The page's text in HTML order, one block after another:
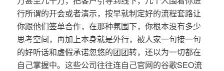
行所谓的开会或者演示，按早就制定好的流程套路让
你跟他们签单合作，在那种氛围下，你根本没有多少
思考空间，再加上本身就是外行，被人家一句接一句
的好听话和虚假承诺忽悠的团团转，还以为一切都在
自己掌握中。这些公司往往连自己官网的谷歌SEO流